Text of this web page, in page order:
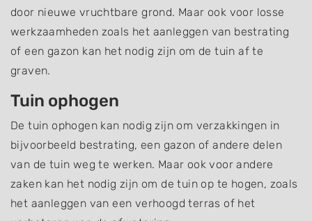
door nieuwe vruchtbare grond. Maar ook voor losse
werkzaamheden zoals het aanleggen van bestrating
of een gazon kan het nodig zijn om de tuin af te
graven.
Tuin ophogen
De tuin ophogen kan nodig zijn om verzakkingen in
bijvoorbeeld bestrating, een gazon of andere delen
van de tuin weg te werken. Maar ook voor andere
zaken kan het nodig zijn om de tuin op te hogen, zoals
het aanleggen van een verhoogd terras of het